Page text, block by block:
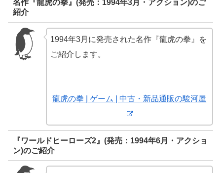
名作『龍虎の拳』(発売：1994年3月・アクション)のご
紹介
1994年3月に発売された名作『龍虎の拳』を
ご紹介します。
龍虎の拳 | ゲーム | 中古・新品通販の駿河屋
『ワールドヒーローズ2』(発売：1994年6月・アクショ
ン)のご紹介